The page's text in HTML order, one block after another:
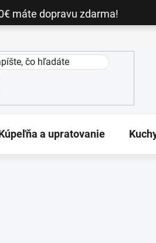
máte dopravu zdarma!
a upratovanie